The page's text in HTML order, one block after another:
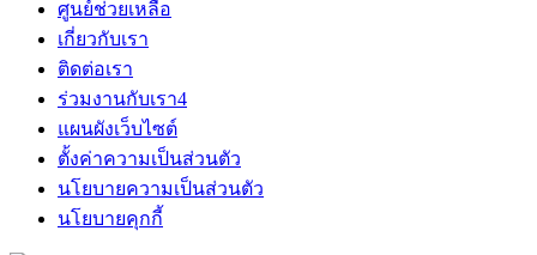
ศูนย์ช่วยเหลือ
เกี่ยวกับเรา
ติดต่อเรา
ร่วมงานกับเรา4
แผนผังเว็บไซต์
ตั้งค่าความเป็นส่วนตัว
นโยบายความเป็นส่วนตัว
นโยบายคุกกี้